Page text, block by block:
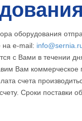
оборудования
e-mail:
с Вами в течении
Вам коммерческое
счета
Сроки поставки